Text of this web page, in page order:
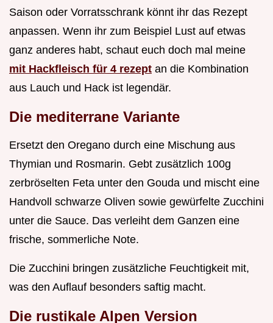
Saison oder Vorratsschrank könnt ihr das Rezept
anpassen. Wenn ihr zum Beispiel Lust auf etwas
ganz anderes habt, schaut euch doch mal meine
mit Hackfleisch für 4 rezept an die Kombination
aus Lauch und Hack ist legendär.
Die mediterrane Variante
Ersetzt den Oregano durch eine Mischung aus
Thymian und Rosmarin. Gebt zusätzlich 100g
zerbröselten Feta unter den Gouda und mischt eine
Handvoll schwarze Oliven sowie gewürfelte Zucchini
unter die Sauce. Das verleiht dem Ganzen eine
frische, sommerliche Note.
Die Zucchini bringen zusätzliche Feuchtigkeit mit,
was den Auflauf besonders saftig macht.
Die rustikale Alpen Version